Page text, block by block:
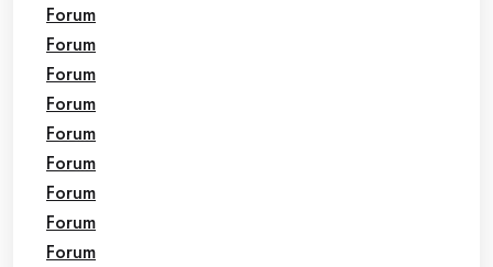
Forum
Forum
Forum
Forum
Forum
Forum
Forum
Forum
Forum